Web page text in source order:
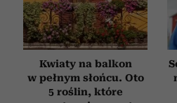
Kwiaty na balkon
w pełnym słońcu. Oto
5 roślin, które